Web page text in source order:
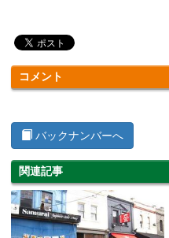
コメント
バックナンバーへ
関連記事